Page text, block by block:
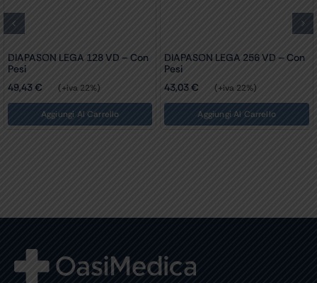
DIAPASON LEGA 128 VD – Con
Pesi
49,43€ (+iva 22%)
Aggiungi Al Carrello
DIAPASON LEGA 256 VD – Con
Pesi
43,03€ (+iva 22%)
Aggiungi Al Carrello